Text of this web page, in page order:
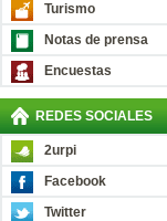
Turismo
Notas de prensa
Encuestas
REDES SOCIALES
2urpi
Facebook
Twitter